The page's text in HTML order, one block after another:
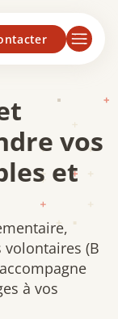
vos
et
volontaires (B
à vos